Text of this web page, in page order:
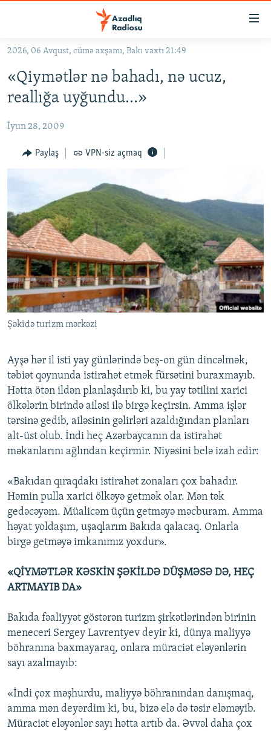
Əsas
qayıt
Əsas
naviqasiyaya
qayıt
#İZAHLA
KORRUPSIOMETR
#ƏSLINDƏ
FƏRQƏ BAX
ARAŞDIRMA
MULTIMEDIA
VIDEO
FOTOQALEREYA
İNFOQRAFIKA
KARIKATURA
RADIO ARXIV
OXU ZALI
AZƏRBAYCAN ƏDƏBIYYATI KITABXANASI
İSLAM VƏ DEMOKRATIYA
İZ - MƏDƏNIYYƏT PROQRAMI
HAQQIMIZDA
MISSIYAMIZ
PEŞƏ ETIKASI VƏ JURNALISTIKA STANDARTLARIMIZ
MATERIALLARIMIZDAN ISTIFADƏ
BIZIMLƏ ƏLAQƏ
XƏBƏR BÜLLETENLƏRIMIZ
BIZI IZLƏ
2026, 06 Avqust, cümə axşamı, Bakı vaxtı 21:49
«Qiymətlər nə bahadı, nə ucuz,
reallığa uyğundu…»
İyun 28, 2009
Paylaş VPN-siz açmaq
Şəkidə turizm mərkəzi
Ayşə hər il isti yay günlərində beş-on gün dincəlmək,
təbiət qoynunda istirahət etmək fürsətini buraxmayıb.
Hətta ötən ildən planlaşdırıb ki, bu yay tətilini xarici
ölkələrin birində ailəsi ilə birgə keçirsin. Amma işlər
tərsinə gedib, ailəsinin gəlirləri azaldığından planları
alt-üst olub. İndi heç Azərbaycanın da istirahət
məkanlarını ağlından keçirmir. Niyəsini belə izah edir:
«Bakıdan qıraqdakı istirahət zonaları çox bahadır.
Həmin pulla xarici ölkəyə getmək olar. Mən tək
gedəcəyəm. Müalicəm üçün getməyə məcburam. Amma
həyat yoldaşım, uşaqlarım Bakıda qalacaq. Onlarla
birgə getməyə imkanımız yoxdur».
«QİYMƏTLƏR KƏSKİN ŞƏKİLDƏ DÜŞMƏSƏ DƏ, HEÇ
ARTMAYIB DA»
Bakıda fəaliyyət göstərən turizm şirkətlərindən birinin
meneceri Sergey Lavrentyev deyir ki, dünya maliyyə
böhranına baxmayaraq, onlara müraciət eləyənlərin
sayı azalmayıb:
«İndi çox məşhurdu, maliyyə böhranından danışmaq,
amma mən deyərdim ki, bu, bizə elə də təsir eləməyib.
Müraciət eləyənlər sayı hətta artıb da. Əvvəl daha çox